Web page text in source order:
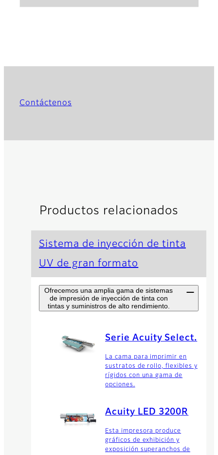
Contáctenos
Productos relacionados
Sistema de inyección de tinta
UV de gran formato
Ofrecemos una amplia gama de sistemas
de impresión de inyección de tinta con
tintas y suministros de alto rendimiento.
Serie Acuity Select.
La cama para imprimir en
sustratos de rollo, flexibles y
rígidos con una gama de
opciones.
Acuity LED 3200R
Esta impresora produce
gráficos de exhibición y
exposición superanchos de